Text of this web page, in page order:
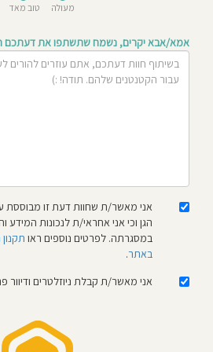
מעולה טוב מאד
אמא/אבא יקרים, נשמח שתשתפו את דעתכם
אני מאשר/ת שחוות דעת זו מבוססת
הגן וכי אני אחראי/ת לנכונות
במסגרתה. לפרטים נוספים ראו
באתר.
אני מאשר/ת קבלת ניוזלטרים